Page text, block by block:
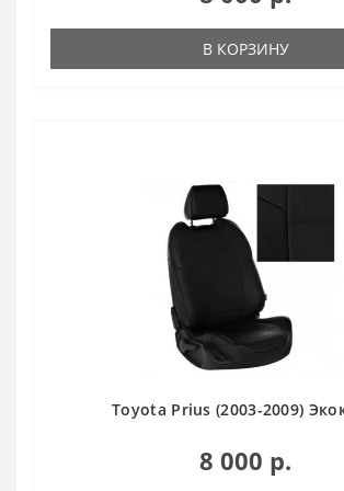
В КОРЗИНУ
Toyota Prius (2003-2009)
8 000 р.